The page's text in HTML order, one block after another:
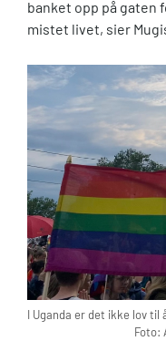
banket opp på gaten
mistet livet, sier
I Uganda er det ikke lov
Foto: